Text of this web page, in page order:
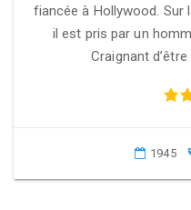
fiancée à Hollywood. Sur
il est pris par un
Craignant
1945